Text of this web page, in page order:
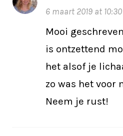
6 maart 2019 at
Mooi
is ontzettend
het alsof je
zo was het voor
Neem je rust!